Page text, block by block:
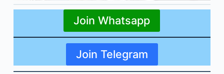
Join Whatsapp
Join Telegram